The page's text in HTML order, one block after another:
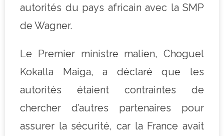
autorités du pays africain avec la SMP
de Wagner.
Le Premier ministre malien, Choguel
Kokalla Maiga, a déclaré que les
autorités étaient contraintes de
chercher d’autres partenaires pour
assurer la sécurité, car la France avait